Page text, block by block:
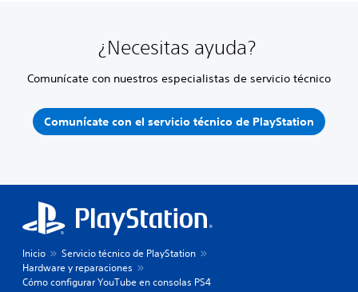
¿Necesitas ayuda?
Comunícate con nuestros especialistas de servicio técnico
Comunícate con el servicio técnico de PlayStation
Inicio
Servicio técnico de PlayStation
Hardware y reparaciones
Cómo configurar YouTube en consolas PS4